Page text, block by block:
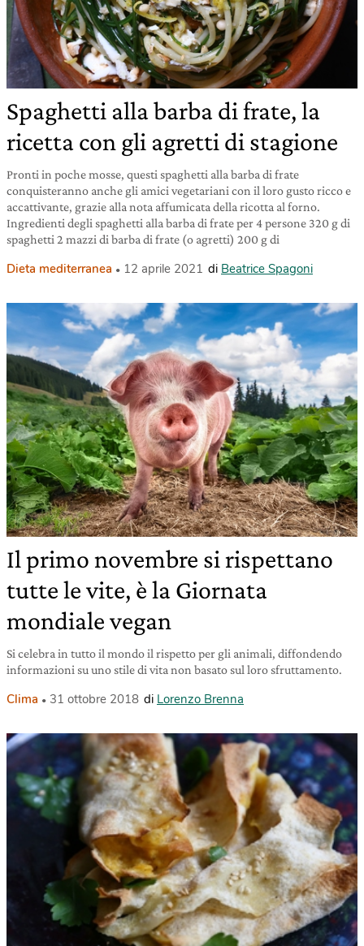
Spaghetti alla barba di frate, la
ricetta con gli agretti di stagione
Pronti in poche mosse, questi spaghetti alla barba di frate
conquisteranno anche gli amici vegetariani con il loro gusto ricco e
accattivante, grazie alla nota affumicata della ricotta al forno.
Ingredienti degli spaghetti alla barba di frate per 4 persone 320 g di
spaghetti 2 mazzi di barba di frate (o agretti) 200 g di
Dieta mediterranea 12 aprile 2021 di Beatrice Spagoni
Il primo novembre si rispettano
tutte le vite, è la Giornata
mondiale vegan
Si celebra in tutto il mondo il rispetto per gli animali, diffondendo
informazioni su uno stile di vita non basato sul loro sfruttamento.
Clima 31 ottobre 2018 di Lorenzo Brenna